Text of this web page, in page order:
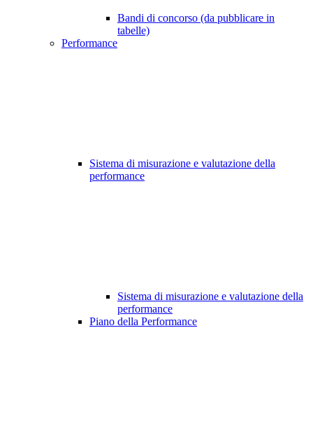
Bandi di concorso (da pubblicare in
tabelle)
Performance
Sistema di misurazione e valutazione della
performance
Sistema di misurazione e valutazione della
performance
Piano della Performance